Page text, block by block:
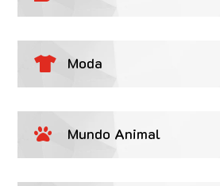
 Moda
 Mundo Animal